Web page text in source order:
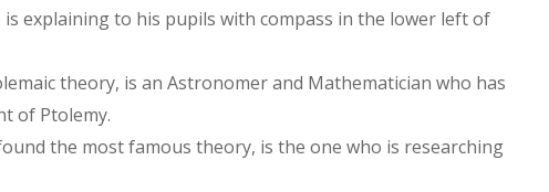
explaining to his pupils with compass in the lower left of
theory, is an Astronomer and Mathematician who has
of Ptolemy.
the most famous theory, is the one who is researching